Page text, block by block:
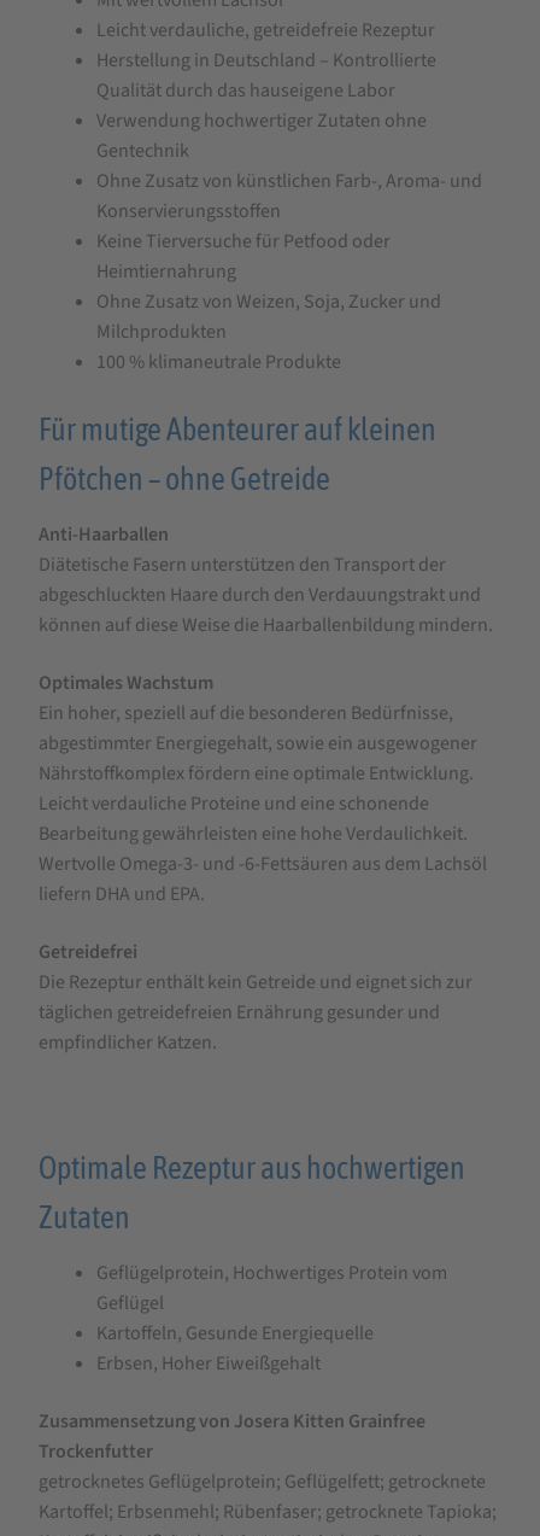
Leicht verdauliche, getreidefreie Rezeptur
Herstellung in Deutschland – Kontrollierte
Qualität durch das hauseigene Labor
Verwendung hochwertiger Zutaten ohne
Gentechnik
Ohne Zusatz von künstlichen Farb-, Aroma- und
Konservierungsstoffen
Keine Tierversuche für Petfood oder
Heimtiernahrung
Ohne Zusatz von Weizen, Soja, Zucker und
Milchprodukten
100 % klimaneutrale Produkte
Für mutige Abenteurer auf kleinen
Pfötchen – ohne Getreide
Anti-Haarballen
Diätetische Fasern unterstützen den Transport der
abgeschluckten Haare durch den Verdauungstrakt und
können auf diese Weise die Haarballenbildung mindern.
Optimales Wachstum
Ein hoher, speziell auf die besonderen Bedürfnisse,
abgestimmter Energiegehalt, sowie ein ausgewogener
Nährstoffkomplex fördern eine optimale Entwicklung.
Leicht verdauliche Proteine und eine schonende
Bearbeitung gewährleisten eine hohe Verdaulichkeit.
Wertvolle Omega-3- und -6-Fettsäuren aus dem Lachsöl
liefern DHA und EPA.
Getreidefrei
Die Rezeptur enthält kein Getreide und eignet sich zur
täglichen getreidefreien Ernährung gesunder und
empfindlicher Katzen.
Optimale Rezeptur aus hochwertigen
Zutaten
Geflügelprotein, Hochwertiges Protein vom
Geflügel
Kartoffeln, Gesunde Energiequelle
Erbsen, Hoher Eiweißgehalt
Zusammensetzung von Josera Kitten Grainfree
Trockenfutter
getrocknetes Geflügelprotein; Geflügelfett; getrocknete
Kartoffel; Erbsenmehl; Rübenfaser; getrocknete Tapioka;